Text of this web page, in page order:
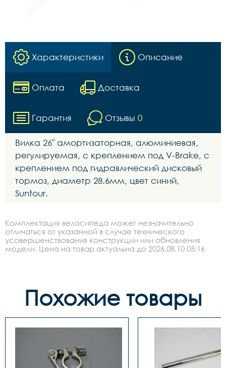
Характеристики Описание
Оплата Доставка
Гарантия Отзывы 0
Вилка 26" амортизаторная, алюминиевая,
регулируемая, с креплением под V-Brake, с
креплением под гидравлический дисковый
тормоз, диаметр 28.6мм, цвет синий,
Suntour.
Комплектация велосипеда может незначительно
отличаться от указанной в случае технического
усовершенствования конструкции или обновления
модели. Цена на товар актуальна до 2026.08.10 05:16
Похожие товары